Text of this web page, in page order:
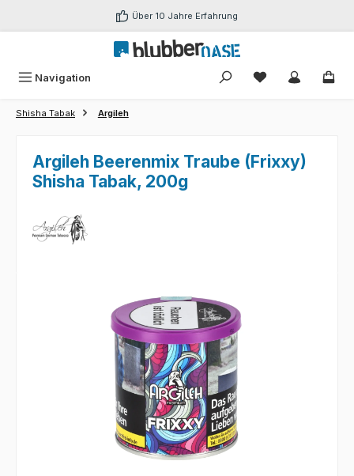
Zum Hauptinhalt springen Über 10 Jahre Erfahrung
Navigation Du hast 0
Shisha Tabak Argileh
Argileh Beerenmix Traube (Frixxy)
Shisha Tabak, 200g
Bildergalerie überspringen